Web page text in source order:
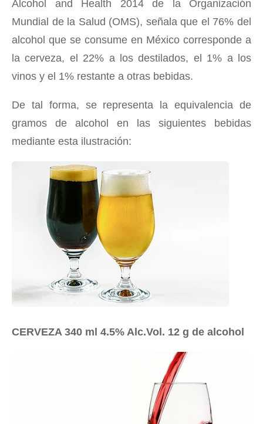
Alcohol and Health 2014 de la Organización
Mundial de la Salud (OMS), señala que el 76% del
alcohol que se consume en México corresponde a
la cerveza, el 22% a los destilados, el 1% a los
vinos y el 1% restante a otras bebidas.
De tal forma, se representa la equivalencia de
gramos de alcohol en las siguientes bebidas
mediante esta ilustración:
CERVEZA 340 ml 4.5% Alc.Vol. 12 g de alcohol